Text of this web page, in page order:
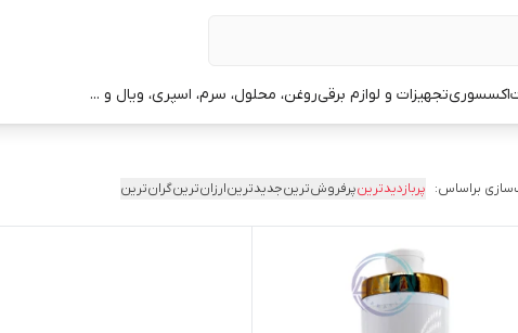
اکسسوریتجهیزات و لوازم برقیروغن، محلول، سرم، اسپری، ویال و ...
براساس: پربازدیدترینپرفروش‌ترینجدیدترینارزان‌ترینگران‌ترین